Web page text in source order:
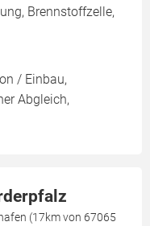
Brennstoffzelle,
/ Einbau,
Abgleich,
(17km von 67065